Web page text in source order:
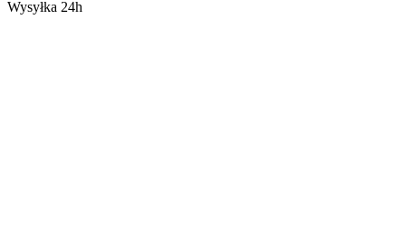
Wysyłka 24h